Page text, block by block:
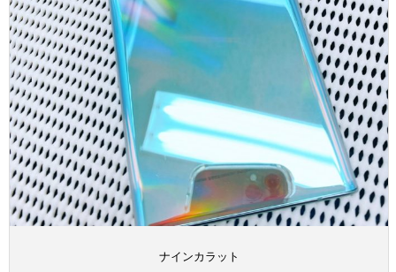
ナインカラット